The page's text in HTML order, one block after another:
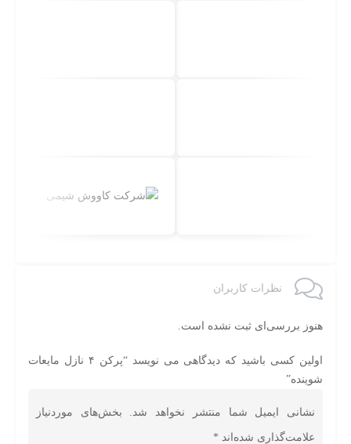
نظرات کاربران
هنوز بررسی‌ای ثبت نشده است.
اولین کسی باشید که دیدگاهی می نویسد “پرکن ۴ نازل مایعات
شوینده”
نشانی ایمیل شما منتشر نخواهد شد. بخش‌های موردنیاز
علامت‌گذاری شده‌اند *